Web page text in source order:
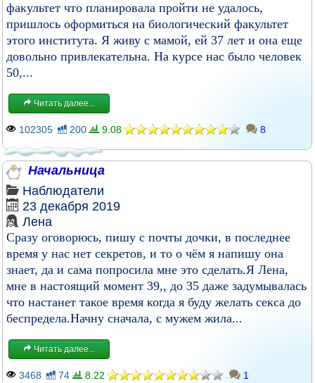
факультет что планировала пройти не удалось,
пришлось оформиться на биологический факультет
этого института. Я живу с мамой, ей 37 лет и она еще
довольно привлекательна. На курсе нас было человек
50,...
Читать далее...
102305 200 9.08 8
Начальница
Наблюдатели
23 декабря 2019
Лена
Сразу оговорюсь, пишу с почты дочки, в последнее
время у нас нет секретов, и то о чём я напишу она
знает, да и сама попросила мне это сделать.Я Лена,
мне в настоящий момент 39,, до 35 даже задумывалась
что настанет такое время когда я буду желать секса до
беспредела.Начну сначала, с мужем жила...
Читать далее...
3468 74 8.22 1